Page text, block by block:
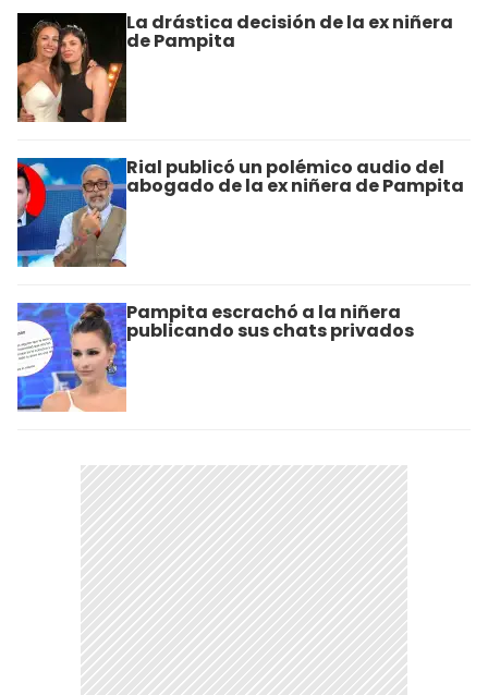
La drástica decisión de la ex niñera
de Pampita
Rial publicó un polémico audio del
abogado de la ex niñera de Pampita
Pampita escrachó a la niñera
publicando sus chats privados